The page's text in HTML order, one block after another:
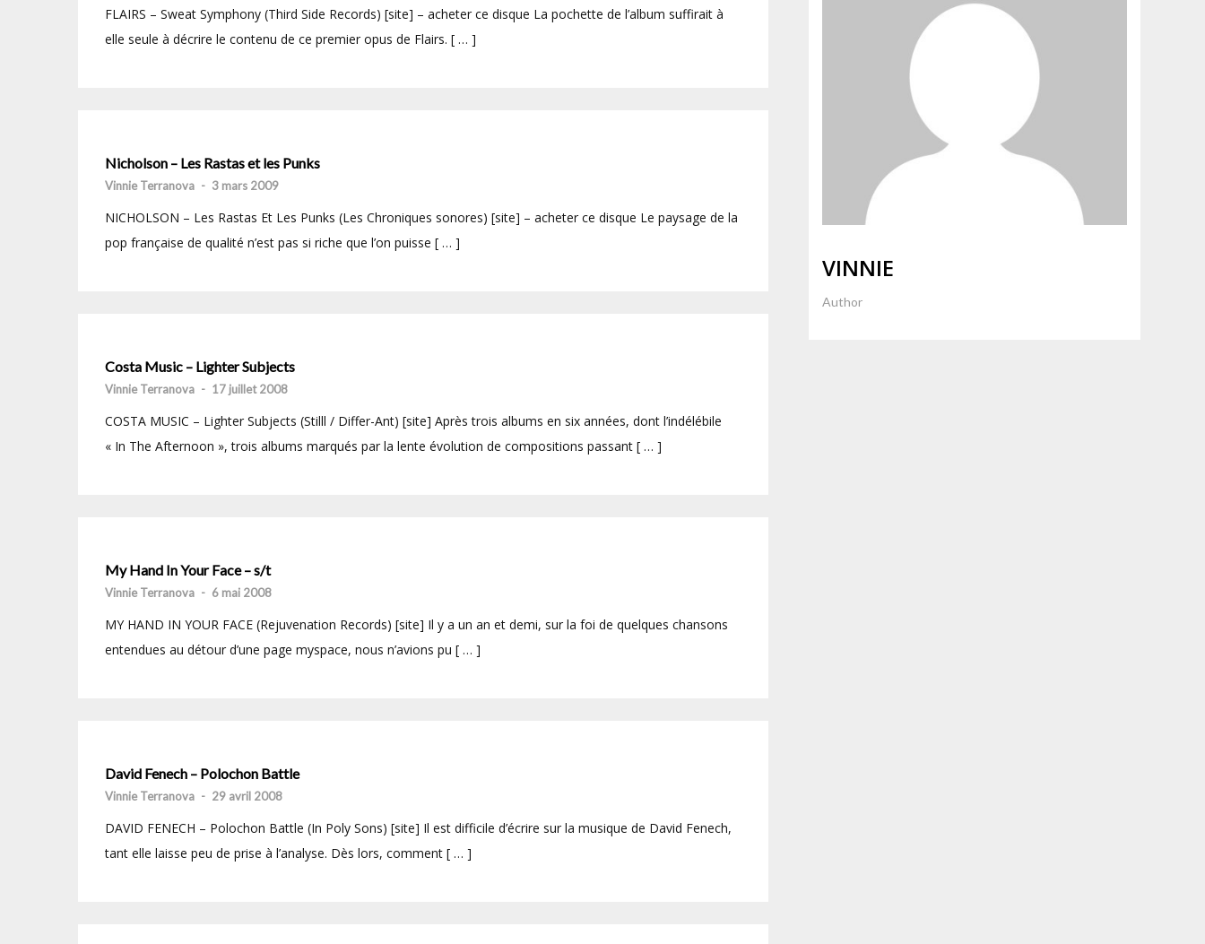
FLAIRS – Sweat Symphony (Third Side Records) [site] – acheter ce disque La pochette de l’album suffirait à
elle seule à décrire le contenu de ce premier opus de Flairs. [ … ]
Nicholson – Les Rastas et les Punks
Vinnie Terranova - 3 mars 2009
NICHOLSON – Les Rastas Et Les Punks (Les Chroniques sonores) [site] – acheter ce disque Le paysage de la
pop française de qualité n’est pas si riche que l’on puisse [ … ]
Costa Music – Lighter Subjects
Vinnie Terranova - 17 juillet 2008
COSTA MUSIC – Lighter Subjects (Stilll / Differ-Ant) [site] Après trois albums en six années, dont l’indélébile
« In The Afternoon », trois albums marqués par la lente évolution de compositions passant [ … ]
My Hand In Your Face – s/t
Vinnie Terranova - 6 mai 2008
MY HAND IN YOUR FACE (Rejuvenation Records) [site] Il y a un an et demi, sur la foi de quelques chansons
entendues au détour d’une page myspace, nous n’avions pu [ … ]
David Fenech – Polochon Battle
Vinnie Terranova - 29 avril 2008
DAVID FENECH – Polochon Battle (In Poly Sons) [site] Il est difficile d’écrire sur la musique de David Fenech,
tant elle laisse peu de prise à l’analyse. Dès lors, comment [ … ]
VINNIE
Author